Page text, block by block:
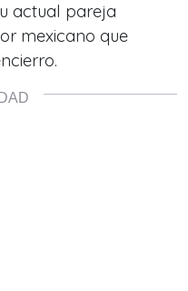
actual pareja
mexicano que